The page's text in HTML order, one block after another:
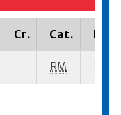
Cr. Cat.
RM 8 su-